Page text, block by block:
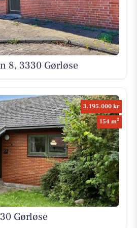
8, 3330 Gørløse
3.195.000 kr
154 m2
Gørløse